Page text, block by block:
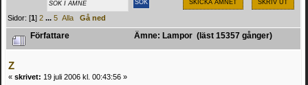
SKICKA ÄMNET SKRIV UT
Sidor: [1]2 ...5 Alla Gå ned
Författare Ämne: Lampor (läst 15357 gånger)
Z
« skrivet: 19 juli 2006 kl. 00:43:56 »